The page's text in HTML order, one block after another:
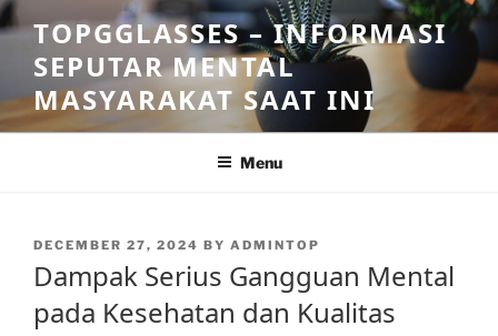
Skip
to
content
TOPGGLASSES – INFORMASI
SEPUTAR MENTAL
MASYARAKAT SAAT INI
Menu
POSTED
DECEMBER 27, 2024 BY ADMINTOP
Dampak Serius Gangguan Mental
pada Kesehatan dan Kualitas